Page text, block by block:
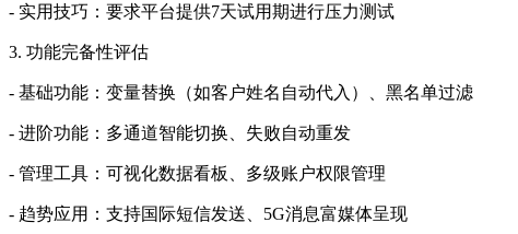
- 实用技巧：要求平台提供7天试用期进行压力测试
3. 功能完备性评估
- 基础功能：变量替换（如客户姓名自动代入）、黑名单过滤
- 进阶功能：多通道智能切换、失败自动重发
- 管理工具：可视化数据看板、多级账户权限管理
- 趋势应用：支持国际短信发送、5G消息富媒体呈现